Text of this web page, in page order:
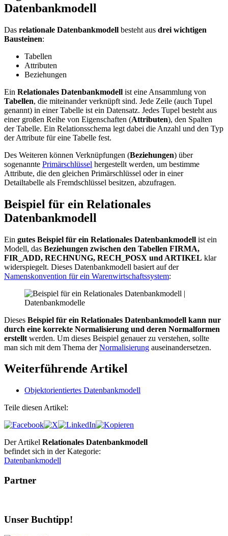
Datenbankmodell
Das relationale Datenbankmodell besteht aus drei wichtigen
Bausteinen:
Tabellen
Attributen
Beziehungen
Ein Relationales Datenbankmodell ist eine Ansammlung von
Tabellen, die miteinander verknüpft sind. Jede Zeile (auch Tupel
genannt) in einer Tabelle ist ein Datensatz. Jedes Tupel besteht aus
einer großen Reihe von Eigenschaften (Attributen), den Spalten
der Tabelle. Ein Relationsschema legt dabei die Anzahl und den Typ
der Attribute für eine Tabelle fest.
Des Weiteren können Verknüpfungen (Beziehungen) über
sogenannte Primärschlüssel hergestellt werden, um bestimme
Attribute, die den gleichen Primärschlüssel oder in einer
Detailtabelle als Fremdschlüssel besitzen, abzufragen.
Beispiel für ein Relationales
Datenbankmodell
Ein gutes Beispiel für ein Relationales Datenbankmodell ist ein
Modell, das Beziehungen zwischen den Tabellen FIRMA,
FIR_ADD, RECHNUNG, RECH_POSX und ARTIKEL klar
widerspiegelt. Dieses Datenbankmodell basiert auf der
Namenskonvention für ein Warenwirtschaftssystem:
Dieses Beispiel für ein Relationales Datenbankmodell kann nur
durch eine korrekte Normalisierung und deren Normalformen
erstellt werden. Um dieses Beispiel genauer zu verstehen, sollte
man sich mit dem Thema derNormalisierung auseinandersetzen.
Weiterführende Artikel
Objektorientiertes Datenbankmodell
Teile diesen Artikel:
Der Artikel Relationales Datenbankmodell
befindet sich in der Kategorie:
Datenbankmodell
Partner
Unser Buchtipp!